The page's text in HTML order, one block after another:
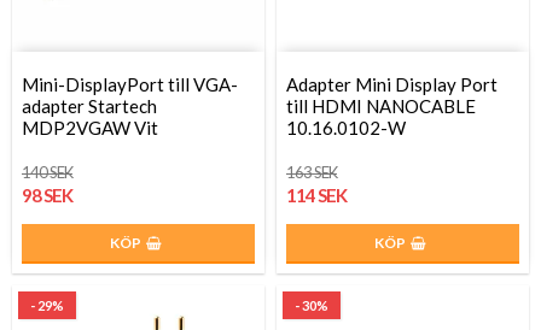
Mini-DisplayPort till VGA-
adapter Startech
MDP2VGAW Vit
140 SEK
98 SEK
KÖP
Adapter Mini Display Port
till HDMI NANOCABLE
10.16.0102-W
163 SEK
114 SEK
KÖP
- 29% - 30%